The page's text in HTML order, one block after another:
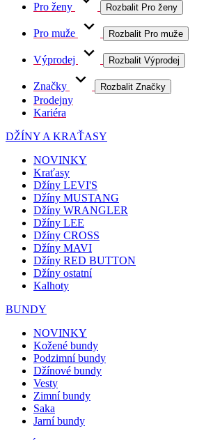
Pro ženy Rozbalit Pro ženy
Pro muže Rozbalit Pro muže
Výprodej Rozbalit Výprodej
Značky Rozbalit Značky
Prodejny
Kariéra
DŽÍNY A KRAŤASY
NOVINKY
Kraťasy
Džíny LEVI'S
Džíny MUSTANG
Džíny WRANGLER
Džíny LEE
Džíny CROSS
Džíny MAVI
Džíny RED BUTTON
Džíny ostatní
Kalhoty
BUNDY
NOVINKY
Kožené bundy
Podzimní bundy
Džínové bundy
Vesty
Zimní bundy
Saka
Jarní bundy